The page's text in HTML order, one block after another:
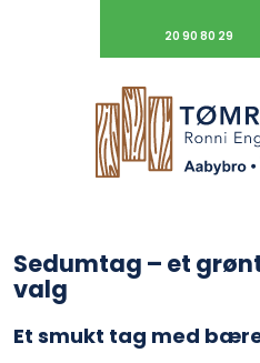
20 90 80 29
Sedumtag – et
valg
Et smukt tag med